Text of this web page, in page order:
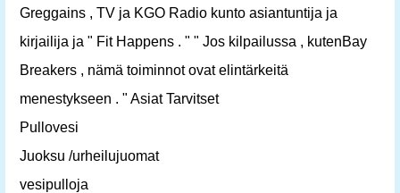
Greggains , TV ja KGO Radio kunto asiantuntija ja
kirjailija ja " Fit Happens . " " Jos kilpailussa , kutenBay
Breakers , nämä toiminnot ovat elintärkeitä
menestykseen . " Asiat Tarvitset
Pullovesi
Juoksu /urheilujuomat
vesipulloja